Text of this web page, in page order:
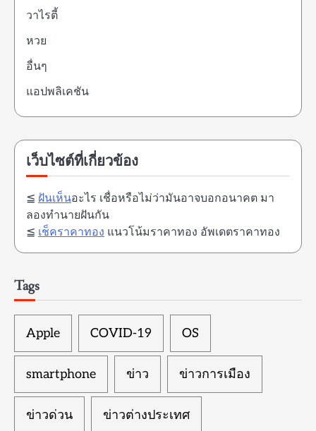
วาไรตี้
หวย
อื่นๆ
แอปพลิเคชัน
เว็บไซต์ที่เกี่ยวข้อง
≦ ฝันเห็นอะไร เชื่อหรือไม่ว่ามันอาจบอกอนาคต มา
ลองทำนายฝันกัน
≦ เช็คราคาทอง แนวโน้มราคาทอง อัพเดตราคาทอง
Tags
Apple COVID-19 OS
smartphone ข่าว ข่าวการเมือง
ข่าวด่วน ข่าวต่างประเทศ